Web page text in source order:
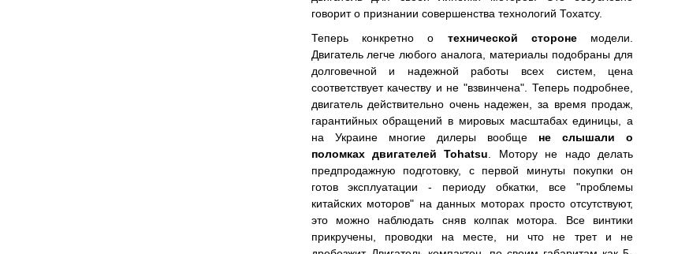
говорит о признании совершенства технологий Тохатсу.
Теперь конкретно о технической сторонемодели.
Двигатель легче любого аналога, материалы подобраны для
долговечной и надежной работы всех систем, цена
соответствует качеству и не "взвинчена". Теперь подробнее,
двигатель действительно очень надежен, за время продаж,
гарантийных обращений в мировых масштабах единицы, а
на Украине многие дилеры вообще не слышали о
поломках двигателейTohatsu . Мотору не надо делать
предпродажную подготовку, с первой минуты покупки он
готов эксплуатации - периоду обкатки, все "проблемы
китайских моторов" на данных моторах просто отсутствуют,
это можно наблюдать сняв колпак мотора. Все винтики
прикручены, проводки на месте, ни что не трет и не